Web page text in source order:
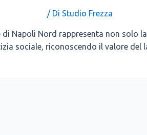
/ Di Studio Frezza
di Napo­li Nord rap­pre­sen­ta non solo
socia­le, rico­no­scen­do il valo­re